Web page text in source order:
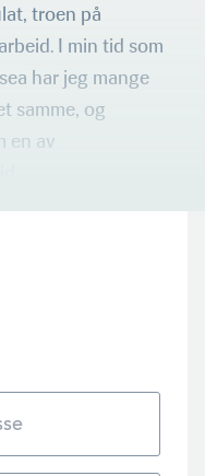
troen på
I min tid som
har jeg mange
samme, og
en av